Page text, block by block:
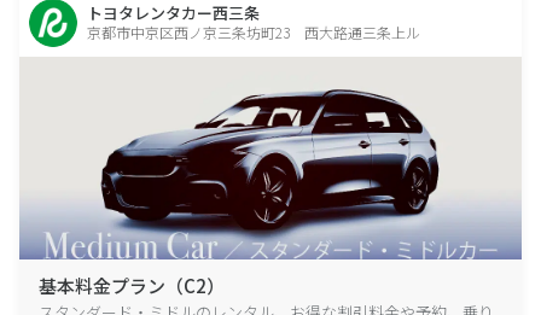
トヨタレンタカー西三条
京都市中京区西ノ京三条坊町23 西大路通三条上ル
基本料金プラン（C2）